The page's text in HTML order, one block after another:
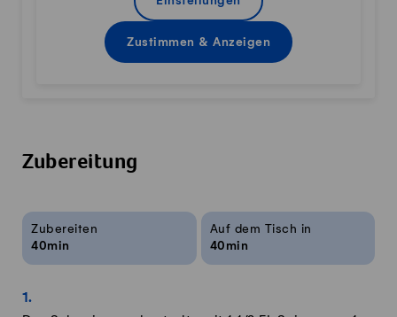
Zustimmen & Anzeigen
Zubereitung
Rezeptinfos
Zubereiten
40min
Auf dem Tisch in
40min